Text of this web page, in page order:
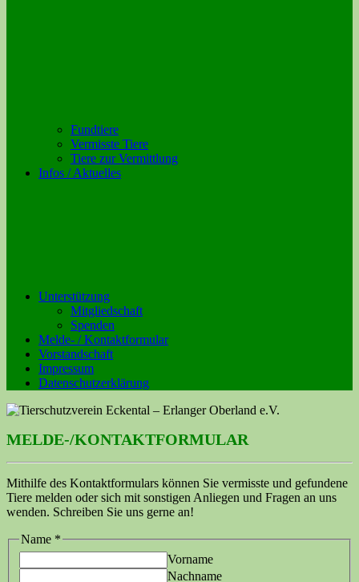
Fundtiere
Vermisste Tiere
Tiere zur Vermittlung
Infos / Aktuelles
Unterstützung
Mitgliedschaft
Spenden
Melde- / Kontaktformular
Vorstandschaft
Impressum
Datenschutzerklärung
MELDE-/KONTAKTFORMULAR
Mithilfe des Kontaktformulars können Sie vermisste und gefundene
Tiere melden oder sich mit sonstigen Anliegen und Fragen an uns
wenden. Schreiben Sie uns gerne an!
Name *
Vorname
Nachname